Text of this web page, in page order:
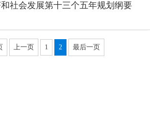
社会发展第十三个五年规划纲要
上一页 1 2 最后一页